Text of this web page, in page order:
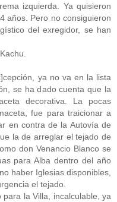
izquierda. Ya quisieron
años. Pero no consiguieron
del exregidor, se han
ya no va en la lista
se ha dado cuenta que la
decorativa. La pocas
fue para traicionar a
en contra de la Autovía de
la de arreglar el tejado de
don Venancio Blanco se
para Alba dentro del año
haber Iglesias disponibles,
el tejado.
la Villa, incalculable, ya